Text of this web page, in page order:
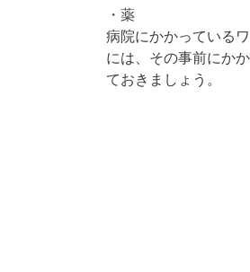
・薬
病院にかかっている
には、その事前にか
ておきましょう。